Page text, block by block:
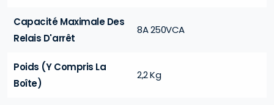
Capacité Maximale Des
Relais D'arrêt
8A 250VCA
Poids (y Compris La
Boîte)
2,2 Kg